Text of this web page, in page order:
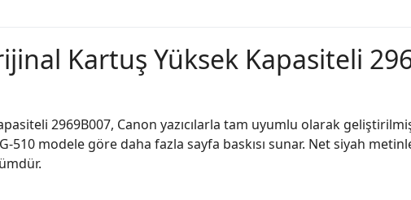
Kartuş Yüksek Kapasiteli
2969B007, Canon yazıcılarla tam uyumlu olarak
510 modele göre daha fazla sayfa baskısı sunar. Net siyah